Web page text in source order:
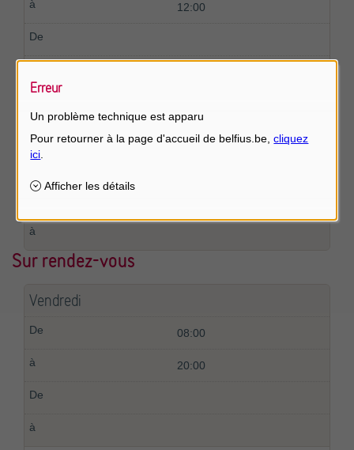
12:00
09:00
Sur rendez-vous
Vendredi
08:00
20:00
Erreur
Un problème technique est apparu